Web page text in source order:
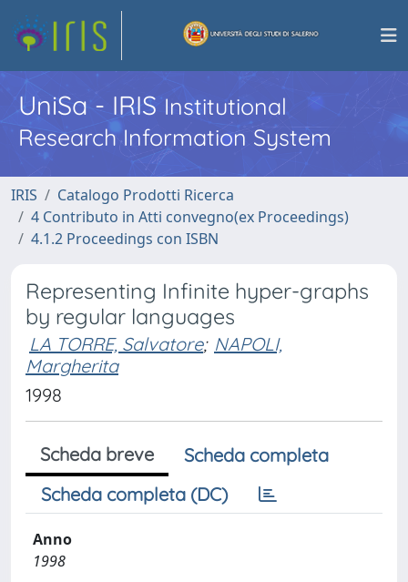
UniSa - IRISInstitutional
Research Information System
IRIS
Catalogo Prodotti Ricerca
4 Contributo in Atti convegno(ex Proceedings)
4.1.2 Proceedings con ISBN
Representing Infinite hyper-graphs
by regular languages
LA TORRE, Salvatore; NAPOLI,
Margherita
1998
Scheda breve
Scheda completa
Scheda completa (DC)
Anno
1998